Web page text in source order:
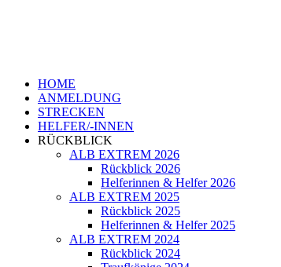
HOME
ANMELDUNG
STRECKEN
HELFER/-INNEN
RÜCKBLICK
ALB EXTREM 2026
Rückblick 2026
Helferinnen & Helfer 2026
ALB EXTREM 2025
Rückblick 2025
Helferinnen & Helfer 2025
ALB EXTREM 2024
Rückblick 2024